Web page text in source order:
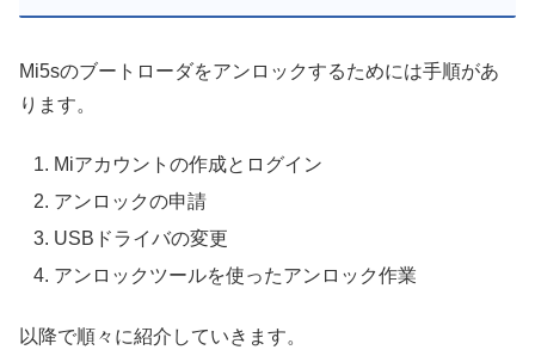
Mi5sのブートローダをアンロックするためには手順があ
ります。
Miアカウントの作成とログイン
アンロックの申請
USBドライバの変更
アンロックツールを使ったアンロック作業
以降で順々に紹介していきます。